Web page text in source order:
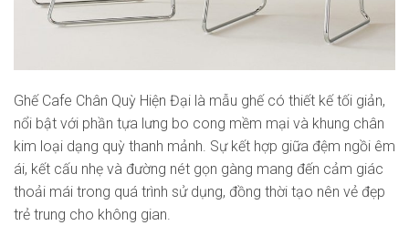
Ghế Cafe Chân Quỳ Hiện Đại là mẫu ghế có thiết kế tối giản,
nổi bật với phần tựa lưng bo cong mềm mại và khung chân
kim loại dạng quỳ thanh mảnh. Sự kết hợp giữa đệm ngồi êm
ái, kết cấu nhẹ và đường nét gọn gàng mang đến cảm giác
thoải mái trong quá trình sử dụng, đồng thời tạo nên vẻ đẹp
trẻ trung cho không gian.